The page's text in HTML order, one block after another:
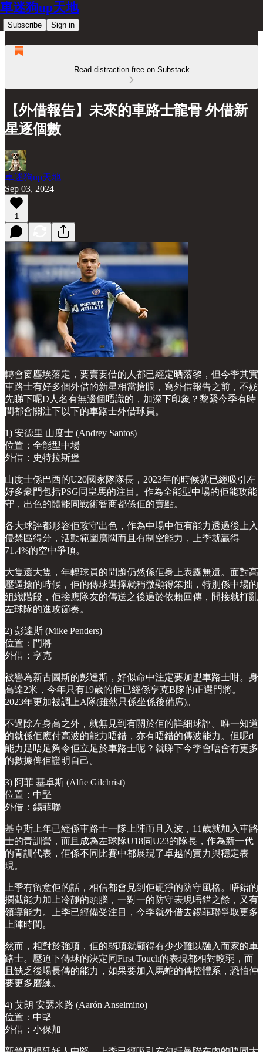
車迷狗up天地
Subscribe Sign in
Read distraction-free on Substack
【外借報告】未來的車路士龍骨 外借新
星逐個數
車迷狗up天地
Sep 03, 2024
1
轉會窗塵埃落定，要賣要借的人都已經定晒落黎，但今季其實
車路士有好多個外借的新星相當搶眼，寫外借報告之前，不妨
先睇下呢D人名有無邊個唔識的，加深下印象？黎緊今季有時
間都會關注下以下的車路士外借球員。
1) 安德里 山度士 (Andrey Santos)
位置：全能型中場
外借：史特拉斯堡
山度士係巴西的U20國家隊隊長，2023年的時候就已經吸引左
好多豪門包括PSG同皇馬的注目。作為全能型中場的佢能攻能
守，出色的體能同戰術智商都係佢的賣點。
各大球評都形容佢攻守出色，作為中場中佢有能力透過後上入
侵禁區得分，活動範圍廣闊而且有制空能力，上季就贏得
71.4%的空中爭頂。
大隻還大隻，年輕球員的問題仍然係佢身上表露無遺。面對高
壓逼搶的時候，佢的傳球選擇就稍微顯得笨拙，特別係中場的
組織階段，佢接應隊友的傳送之後過於依賴回傳，間接就打亂
左球隊的進攻節奏。
2) 彭達斯 (Mike Penders)
位置：門將
外借：亨克
被譽為新古圖斯的彭達斯，好似命中注定要加盟車路士咁。身
高達2米，今年只有19歲的佢已經係亨克B隊的正選門將。
2023年更加被調上A隊(雖然只係坐係後備席)。
不過除左身高之外，就無見到有關於佢的詳細球評。唯一知道
的就係佢應付高波的能力唔錯，亦有唔錯的傳波能力。但呢d
能力足唔足夠令佢立足於車路士呢？就睇下今季會唔會有更多
的數據俾佢證明自己。
3) 阿菲 基卓斯 (Alfie Gilchrist)
位置：中堅
外借：錫菲聯
基卓斯上年已經係車路士一隊上陣而且入波，11歲就加入車路
士的青訓營，而且成為左球隊U18同U23的隊長，作為新一代
的青訓代表，佢係不同比賽中都展現了卓越的實力與穩定表
現。
上季有留意佢的話，相信都會見到佢硬淨的防守風格。唔錯的
攔截能力加上冷靜的頭腦，一對一的防守表現唔錯之餘，又有
領導能力。上季已經備受注目，今季就外借去錫菲聯爭取更多
上陣時間。
然而，相對於強項，佢的弱項就顯得有少少難以融入而家的車
路士。壓迫下傳球的決定同First Touch的表現都相對較弱，而
且缺乏後場長傳的能力，如果要加入馬蛇的傳控體系，恐怕仲
要更多磨練。
4) 艾朗 安瑟米路 (Aarón Anselmino)
位置：中堅
外借：小保加